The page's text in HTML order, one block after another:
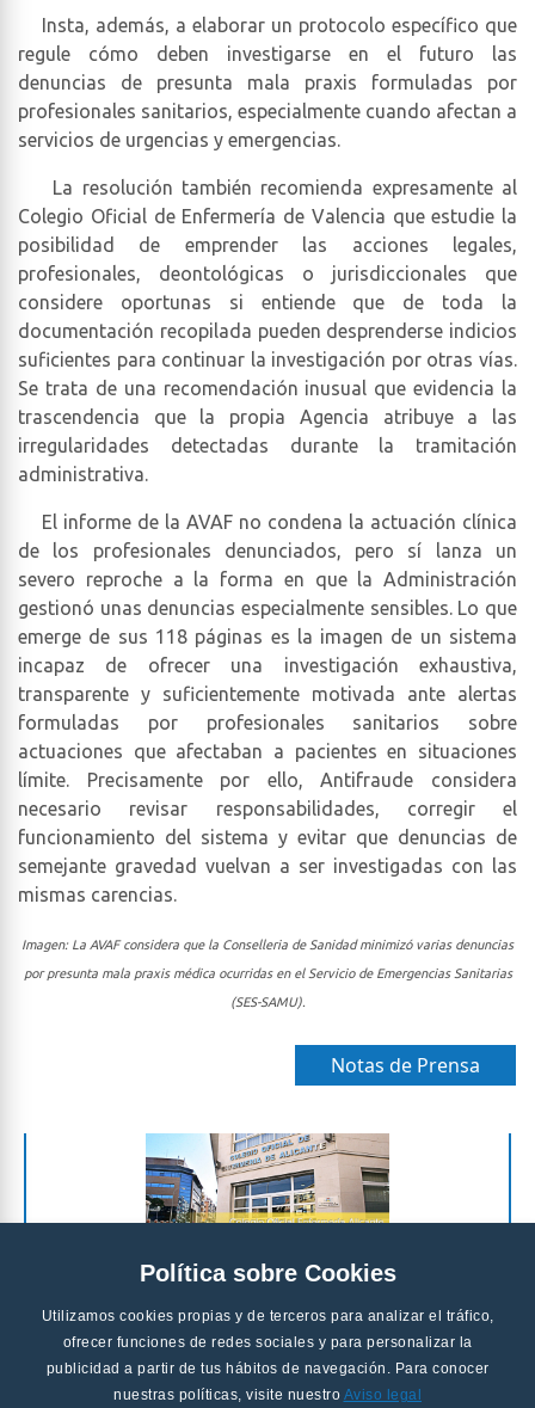
Política sobre Cookies
Utilizamos cookies propias y de terceros para analizar el tráfico,
ofrecer funciones de redes sociales y para personalizar la
publicidad a partir de tus hábitos de navegación. Para conocer
nuestras políticas, visite nuestro Aviso legal
Insta, además, a elaborar un protocolo específico que
regule cómo deben investigarse en el futuro las
denuncias de presunta mala praxis formuladas por
profesionales sanitarios, especialmente cuando afectan a
servicios de urgencias y emergencias.
La resolución también recomienda expresamente al
Colegio Oficial de Enfermería de Valencia que estudie la
posibilidad de emprender las acciones legales,
profesionales, deontológicas o jurisdiccionales que
considere oportunas si entiende que de toda la
documentación recopilada pueden desprenderse indicios
suficientes para continuar la investigación por otras vías.
Se trata de una recomendación inusual que evidencia la
trascendencia que la propia Agencia atribuye a las
irregularidades detectadas durante la tramitación
administrativa.
El informe de la AVAF no condena la actuación clínica
de los profesionales denunciados, pero sí lanza un
severo reproche a la forma en que la Administración
gestionó unas denuncias especialmente sensibles. Lo que
emerge de sus 118 páginas es la imagen de un sistema
incapaz de ofrecer una investigación exhaustiva,
transparente y suficientemente motivada ante alertas
formuladas por profesionales sanitarios sobre
actuaciones que afectaban a pacientes en situaciones
límite. Precisamente por ello, Antifraude considera
necesario revisar responsabilidades, corregir el
funcionamiento del sistema y evitar que denuncias de
semejante gravedad vuelvan a ser investigadas con las
mismas carencias.
Imagen: La AVAF considera que la Conselleria de Sanidad minimizó varias denuncias
por presunta mala praxis médica ocurridas en el Servicio de Emergencias Sanitarias
(SES-SAMU).
Notas de Prensa